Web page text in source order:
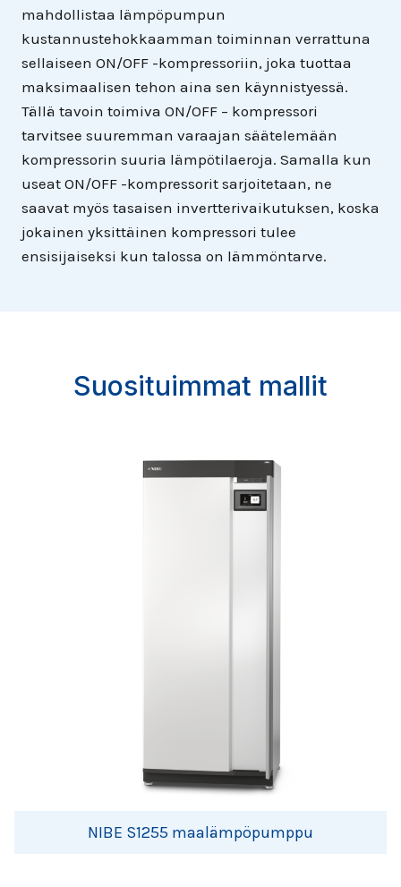
mahdollistaa lämpöpumpun
kustannustehokkaamman toiminnan verrattuna
sellaiseen ON/OFF -kompressoriin, joka tuottaa
maksimaalisen tehon aina sen käynnistyessä.
Tällä tavoin toimiva ON/OFF – kompressori
tarvitsee suuremman varaajan säätelemään
kompressorin suuria lämpötilaeroja. Samalla kun
useat ON/OFF -kompressorit sarjoitetaan, ne
saavat myös tasaisen invertterivaikutuksen, koska
jokainen yksittäinen kompressori tulee
ensisijaiseksi kun talossa on lämmöntarve.
Suosituimmat mallit
NIBE S1255 maalämpöpumppu